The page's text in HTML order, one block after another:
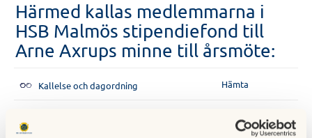
Härmed kallas medlemmarna i
HSB Malmös stipendiefond till
Arne Axrups minne till årsmöte:
Kallelse och dagordning Hämta